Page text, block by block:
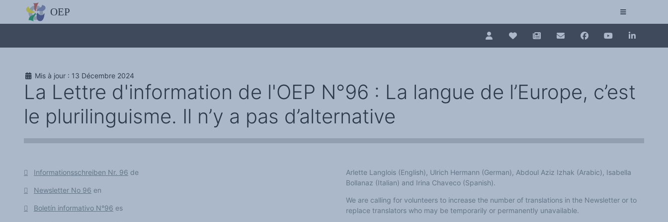
La Collection plurilinguisme sur CAIRN
Agir avec l'OEP
Contacter l'OEP
Proposer une action
Demander un stage
LES ACTIONS
Colloques de ou avec l'OEP
Les éditos de l'OEP
Les séminaires en partenariat
Les Assises
Une cagnotte pour installer le plurilinguisme à l'université
PÔLE RECHERCHE
Colloques et séminaires
La Lettre d'information de l'OEP N°96 : La langue de l’Europe, c’est
le plurilinguisme. Il n’y a pas d’alternative
Mis à jour : 13 Décembre 2024
Informationsschreiben Nr. 96 de
Newsletter No 96 en
Boletín informativo N°96 es
Arlette Langlois (English), Ulrich Hermann (German), Abdoul Aziz Izhak (Arabic), Isabella
Bollanaz (Italian) and Irina Chaveco (Spanish).
We are calling for volunteers to increase the number of translations in the Newsletter or to
replace translators who may be temporarily or permanently unavailable.